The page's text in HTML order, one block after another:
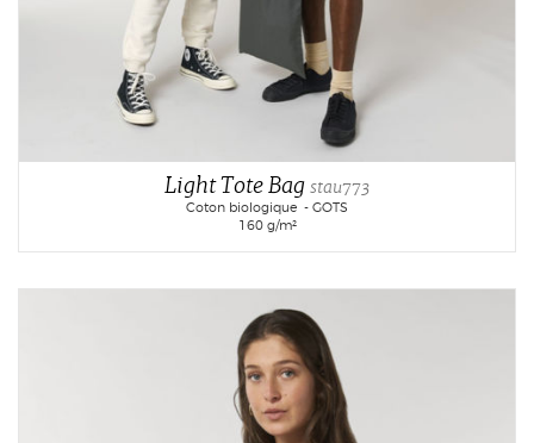
Light Tote Bag stau773
Coton biologique - GOTS
160 g/m²